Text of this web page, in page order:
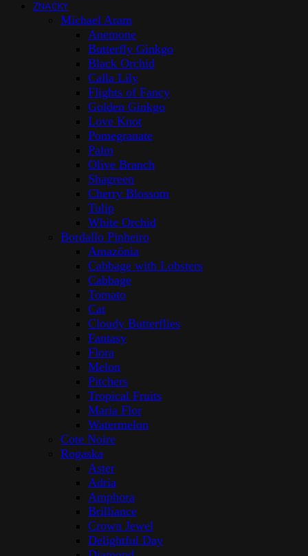
ZNAČKY
Michael Aram
Anemone
Butterfly Ginkgo
Black Orchid
Calla Lily
Flights of Fancy
Golden Ginkgo
Love Knot
Pomegranate
Palm
Olive Branch
Shagreen
Cherry Blossom
Tulip
White Orchid
Bordallo Pinheiro
Amazōnia
Cabbage with Lobsters
Cabbage
Tomato
Cat
Cloudy Butterflies
Fantasy
Flora
Melon
Pitchers
Tropical Fruits
Maria Flor
Watermelon
Cote Noire
Rogaska
Aster
Adria
Amphora
Brilliance
Crown Jewel
Delightful Day